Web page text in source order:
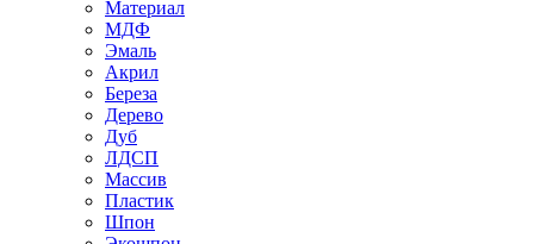
Материал
МДФ
Эмаль
Акрил
Береза
Дерево
Дуб
ЛДСП
Массив
Пластик
Шпон